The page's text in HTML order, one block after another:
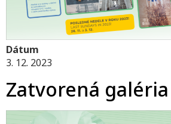
Dátum
3. 12. 2023
Zatvorená galéria